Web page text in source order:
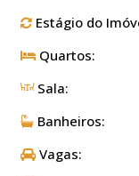
Estágio do
Quartos:
Sala:
Banheiros:
Vagas: